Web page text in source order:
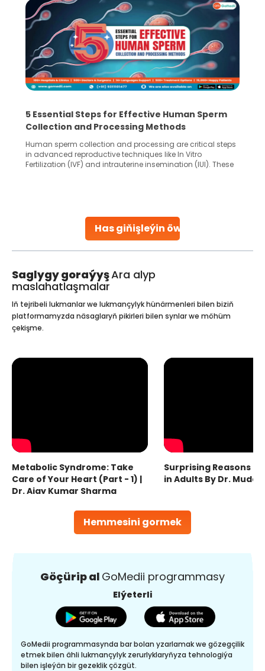
Has giňişleýin öwreniň
5 Essential Steps for Effective Human Sperm
Collection and Processing Methods
Human sperm collection and processing are critical steps
in advanced reproductive techniques like In Vitro
Fertilization (IVF) and intrauterine insemination (IUI). These
collected, they process the
Saglygy goraýyşAra alyp
maslahatlaşmalar
Hemmesini gormek
Iň tejribeli lukmanlar we lukmançylyk hünärmenleri bilen biziň
platformamyzda näsaglaryň pikirleri bilen synlar we möhüm
çekişme.
Metabolic Syndrome: Take
Care of Your Heart (Part - 1) |
Dr. Ajay Kumar Sharma
Surprising Reasons
in Adults By Dr.
Göçürip al GoMedii programmasy
Elýeterli
GoMedii programmasynda bar bolan yzarlamak we gözegçilik
etmek bilen ähli lukmançylyk zerurlyklaryňyza tehnologiýa
bilen işleýän bir gezeklik çözgüt.